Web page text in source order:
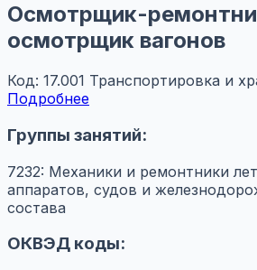
Осмотрщик-
осмотрщик вагонов
Код: 17.001 Транспортировка и
Подробнее
Группы занятий:
7232: Механики и ремонтники
аппаратов, судов и
состава
ОКВЭД коды: